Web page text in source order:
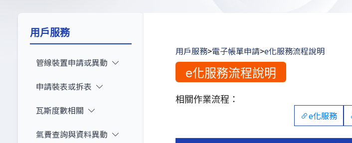
用戶服務
管線裝置申請或異動
申請裝表或拆表
瓦斯度數相關
氣費查詢與資料異動
用戶服務>電子帳單申請>e化服務流程說明
e化服務流程說明
相關作業流程：
e化服務